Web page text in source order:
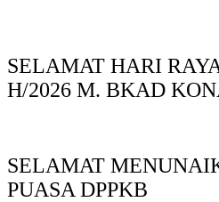
SELAMAT HARI
H/2026 M. BKAD
SELAMAT
PUASA DPPKB